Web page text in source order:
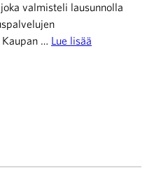
valmisteli lausunnolla
… Lue lisää